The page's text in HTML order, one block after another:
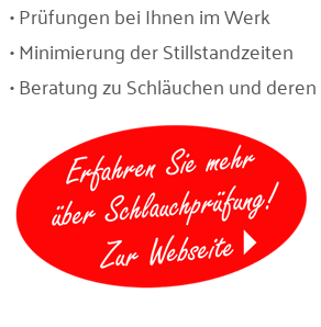
• Prüfungen bei Ihnen im Werk
• Minimierung der Stillstandzeiten
• Beratung zu Schläuchen und